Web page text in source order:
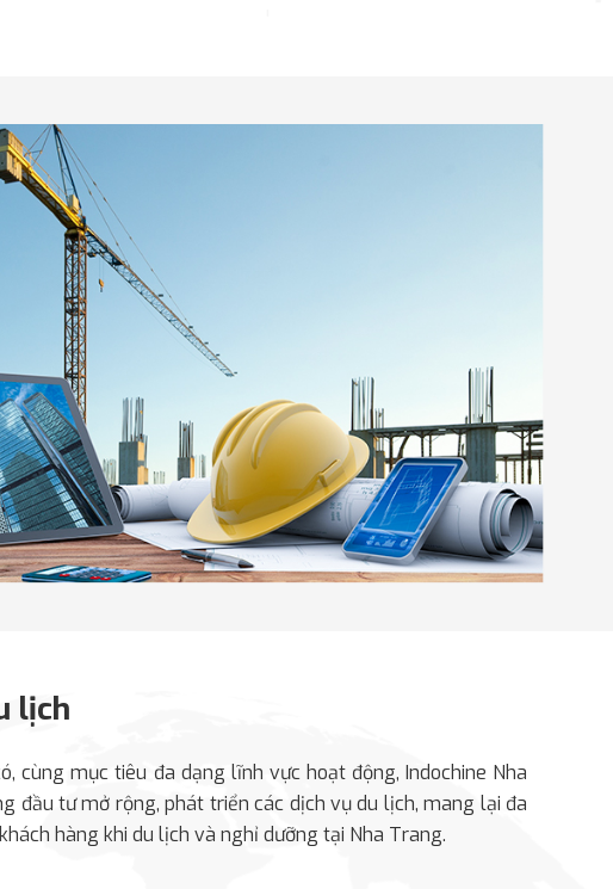
Phối cảnh dự án Imperium Town Nha Trang
nguồn tài chính vững mạnh, cùng hệ thống quản lý chuyên
dào, Indochine Nha Trang từng bước trở thành chủ đầu tư
bất động sản chuyên nghiệp, lấy trải nghiệm khách hàng
Garden thuộc dự án Imperium Town Nha Trang
tiến độ thi công với chi phí hợp lý, các dự án do Indochine
lịch
cùng mục tiêu đa dạng lĩnh vực hoạt động, Indochine Nha
đầu tư mở rộng, phát triển các dịch vụ du lịch, mang lại đa
hàng khi du lịch và nghỉ dưỡng tại Nha Trang.